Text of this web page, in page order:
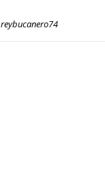
reybucanero74